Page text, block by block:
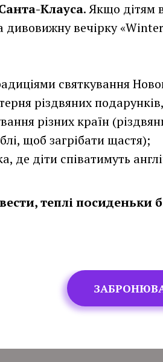
Клауса. Якщо дітям
дивовижну вечірку
святкування
різдвяних
різних країн
щоб загрібати щастя);
де діти співатимуть
теплі